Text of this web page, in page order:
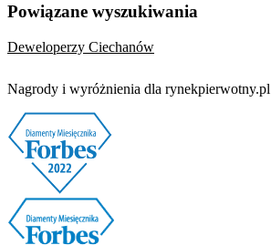
Powiązane wyszukiwania
Deweloperzy Ciechanów
Nagrody i wyróżnienia dla rynekpierwotny.pl